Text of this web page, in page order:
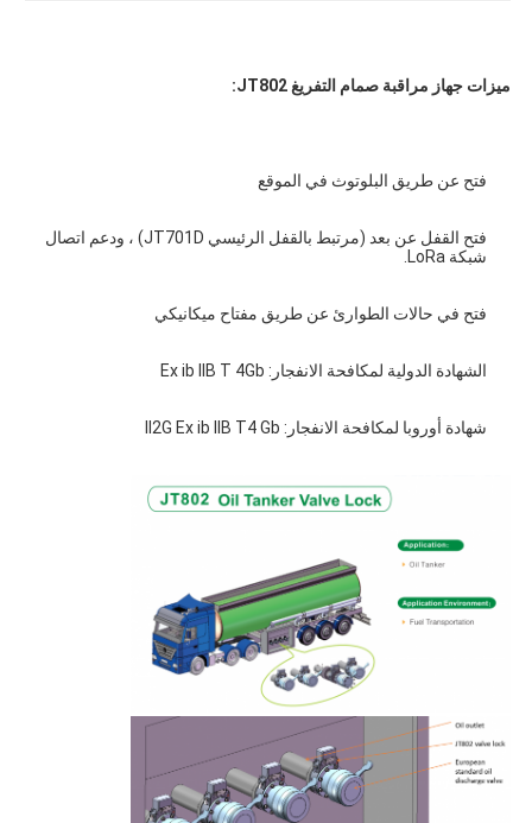
ميزات جهاز مراقبة صمام التفريغ JT802:
فتح عن طريق البلوتوث في الموقع
شبكة LoRa.
فتح في حالات الطوارئ عن طريق مفتاح ميكانيكي
الشهادة الدولية لمكافحة الانفجار: Ex ib IIB T 4Gb
شهادة أوروبا لمكافحة الانفجار: II2G Ex ib IIB T4 Gb